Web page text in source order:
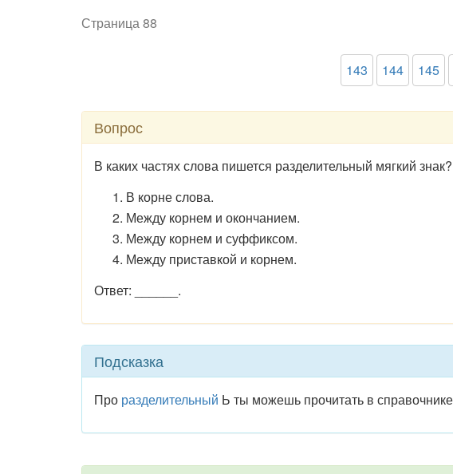
Страница 88
143 144 145
Вопрос
В каких частях слова пишется разделительный мягкий
В корне слова.
Между корнем и окончанием.
Между корнем и суффиксом.
Между приставкой и корнем.
Ответ: ______.
Подсказка
Про разделительный Ь ты можешь прочитать в